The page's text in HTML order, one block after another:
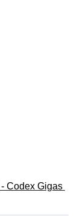
Codex Gigas